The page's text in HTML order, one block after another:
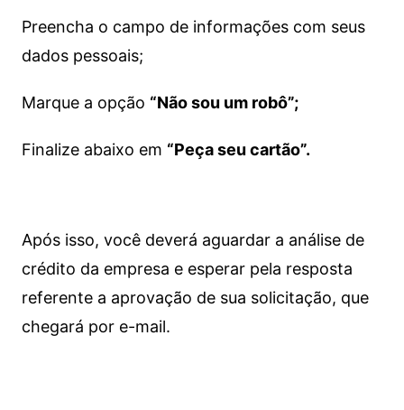
Preencha o campo de informações com seus
dados pessoais;
Marque a opção “Não sou um robô”;
Finalize abaixo em “Peça seu cartão”.
Após isso, você deverá aguardar a análise de
crédito da empresa e esperar pela resposta
referente a aprovação de sua solicitação, que
chegará por e-mail.